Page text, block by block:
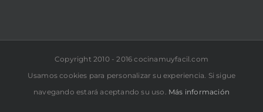
Copyright 2010 - 2016 cocinamuyfacil.com
Usamos cookies para personalizar su experiencia. Si sigue
navegando estará aceptando su uso. Más información